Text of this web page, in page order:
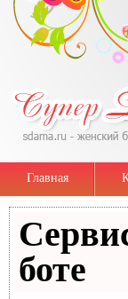
Главная
боте